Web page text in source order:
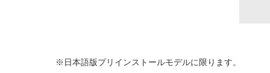
日本語版プリインストールモデルに限ります。